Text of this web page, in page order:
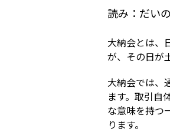
読み： だい
大納会とは、
が、その日が
大納会では、
ます。取引自
な意味を持つ
ります。